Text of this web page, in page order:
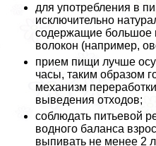
для употрeбления в
исключительно
содержащие большое
волокон (например,
прием пищи лучше
часы, таким образом
механизм
выведения отходов;
соблюдать питьевой
водного баланса
выпивать не менее 2